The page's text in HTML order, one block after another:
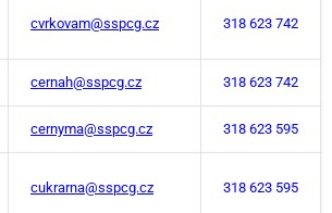
cvrkovam@sspcg.cz 318 623 742
cernah@sspcg.cz 318 623 742
cernyma@sspcg.cz 318 623 595
cukrarna@sspcg.cz 318 623 595